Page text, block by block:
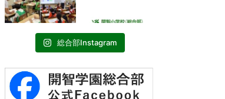
総合部Instagram